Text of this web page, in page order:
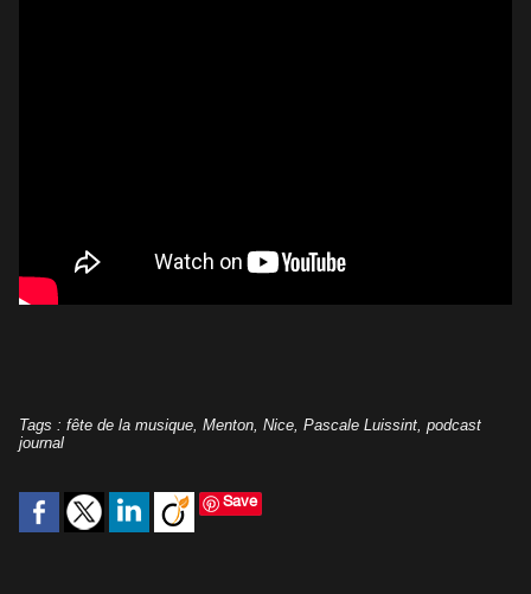
Tags : fête de la musique Menton Nice Pascale Luissint podcast
journal
Save